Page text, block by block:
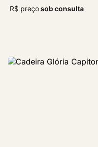
R$ preçosob consulta